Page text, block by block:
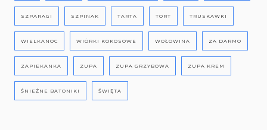
SZPARAGI SZPINAK TARTA TORT TRUSKAWKI
WIELKANOC WIÓRKI KOKOSOWE WOŁOWINA ZA DARMO
ZAPIEKANKA ZUPA ZUPA GRZYBOWA ZUPA KREM
ŚNIEŻNE BATONIKI ŚWIĘTA